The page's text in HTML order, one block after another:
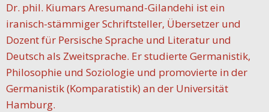
Dr. phil. Kiumars Aresumand-Gilandehi ist ein
iranisch-stämmiger Schriftsteller, Übersetzer und
Dozent für Persische Sprache und Literatur und
Deutsch als Zweitsprache. Er studierte Germanistik,
Philosophie und Soziologie und promovierte in der
Germanistik (Komparatistik) an der Universität
Hamburg.